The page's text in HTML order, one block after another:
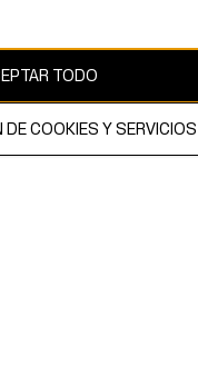
por copyright y es
TODO
DE COOKIES Y SERVICIOS